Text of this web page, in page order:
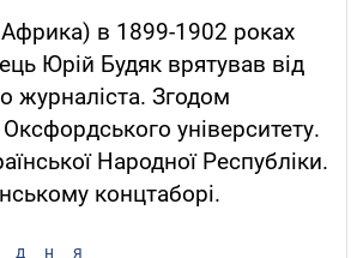
Африка) в 1899-1902 роках
Юрій Будяк врятував від
журналіста. Згодом
університету.
Народної Республіки.
концтаборі.
дня